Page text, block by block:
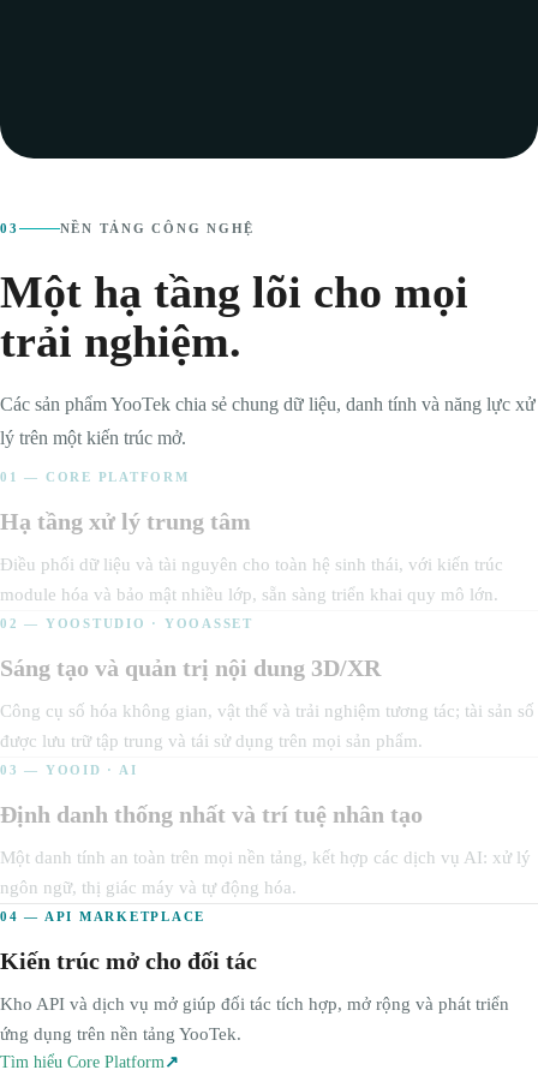
03 NỀN TẢNG CÔNG NGHỆ
Một hạ tầng lõi cho mọi
trải nghiệm.
Các sản phẩm YooTek chia sẻ chung dữ liệu, danh tính và năng lực xử
lý trên một kiến trúc mở.
01 — CORE PLATFORM
Hạ tầng xử lý trung tâm
Điều phối dữ liệu và tài nguyên cho toàn hệ sinh thái, với kiến trúc
module hóa và bảo mật nhiều lớp, sẵn sàng triển khai quy mô lớn.
02 — YOOSTUDIO · YOOASSET
Sáng tạo và quản trị nội dung 3D/XR
Công cụ số hóa không gian, vật thể và trải nghiệm tương tác; tài sản số
được lưu trữ tập trung và tái sử dụng trên mọi sản phẩm.
03 — YOOID · AI
Định danh thống nhất và trí tuệ nhân tạo
Một danh tính an toàn trên mọi nền tảng, kết hợp các dịch vụ AI: xử lý
ngôn ngữ, thị giác máy và tự động hóa.
04 — API MARKETPLACE
Kiến trúc mở cho đối tác
Kho API và dịch vụ mở giúp đối tác tích hợp, mở rộng và phát triển
ứng dụng trên nền tảng YooTek.
Tìm hiểu Core Platform↗